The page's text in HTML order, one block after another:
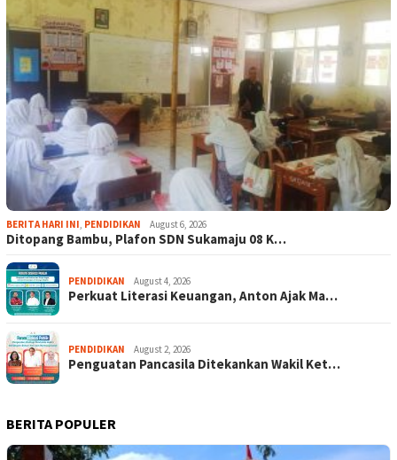
BERITA HARI INI, PENDIDIKAN August 6, 2026
Ditopang Bambu, Plafon SDN Sukamaju 08 K…
PENDIDIKAN August 4, 2026
Perkuat Literasi Keuangan, Anton Ajak Ma…
PENDIDIKAN August 2, 2026
Penguatan Pancasila Ditekankan Wakil Ket…
BERITA POPULER